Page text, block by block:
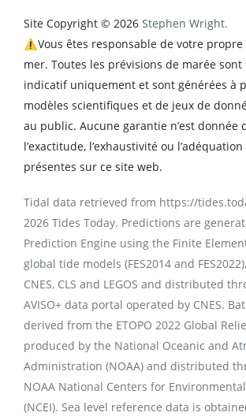
Site Copyright © 2026 Stephen Wright.
⚠️Vous êtes responsable de votre propre
mer. Toutes les prévisions de marée
indicatif uniquement et sont générées à
modèles scientifiques et de jeux de
au public. Aucune garantie n’est donnée
l’exactitude, l’exhaustivité ou
présentes sur ce site web.
Tidal data retrieved from https://
2026 Tides Today. Predictions are
Prediction Engine using the Finite
global tide models (FES2014 and
CNES, CLS and LEGOS and distributed
AVISO+ data portal operated by CNES.
derived from the ETOPO 2022 Global
produced by the National Oceanic and
Administration (NOAA) and distributed
NOAA National Centers for
(NCEI). Sea level reference data is